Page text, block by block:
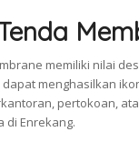
memiliki nilai
menghasilkan
pertokoan,
di Enrekang.